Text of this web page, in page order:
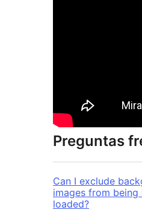
Preguntas
Can I exclude
images from being
loaded?